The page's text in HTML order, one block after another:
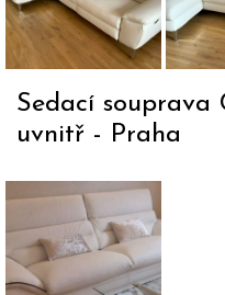
2087.
polohovacím
místem, celá
smetanové
s
Sedací souprava
uvnitř - Praha
Sedací
souprava
s lůžkem